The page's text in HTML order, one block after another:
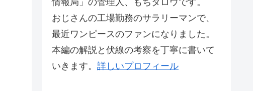
おじさんの工場勤務のサラリーマンで、
最近ワンピースのファンになりました。
本編の解説と伏線の考察を丁寧に書いて
いきます。 詳しいプロフィール